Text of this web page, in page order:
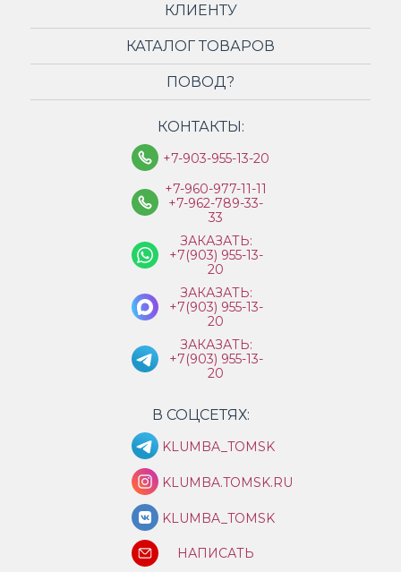
КЛИЕНТУ
КАТАЛОГ ТОВАРОВ
ПОВОД?
КОНТАКТЫ:
+7-903-955-13-20
+7-960-977-11-11
+7-962-789-33-
33
ЗАКАЗАТЬ:
+7(903) 955-13-
20
ЗАКАЗАТЬ:
+7(903) 955-13-
20
ЗАКАЗАТЬ:
+7(903) 955-13-
20
В СОЦСЕТЯХ:
KLUMBA_TOMSK
KLUMBA.TOMSK.RU
KLUMBA_TOMSK
НАПИСАТЬ